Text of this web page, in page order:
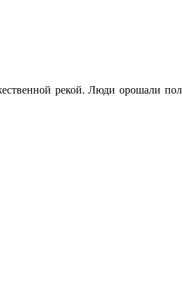
рекой. Люди орошали